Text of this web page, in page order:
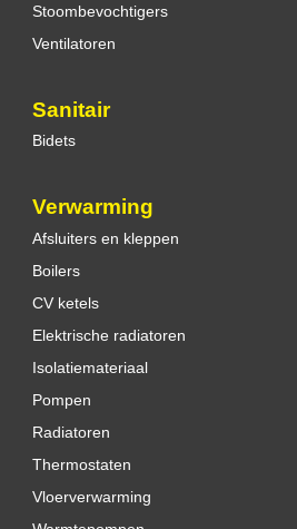
Stoombevochtigers
Ventilatoren
Sanitair
Bidets
Verwarming
Afsluiters en kleppen
Boilers
CV ketels
Elektrische radiatoren
Isolatiemateriaal
Pompen
Radiatoren
Thermostaten
Vloerverwarming